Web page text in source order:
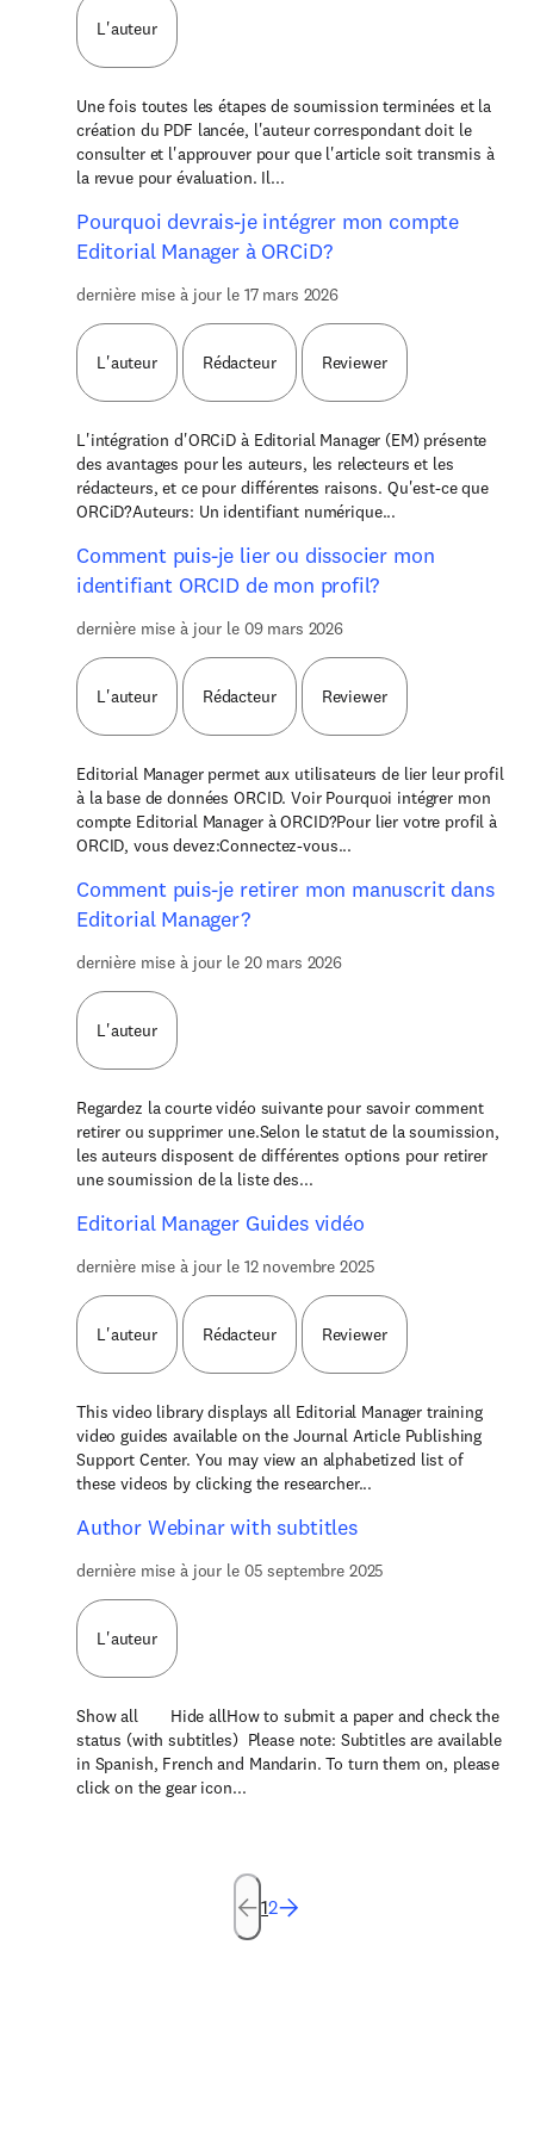
L'auteur
Une fois toutes les étapes de soumission terminées et la
création du PDF lancée, l'auteur correspondant doit le
consulter et l'approuver pour que l'article soit transmis à
la revue pour évaluation. Il...
Pourquoi devrais-je intégrer mon compte
Editorial Manager à ORCiD?
dernière mise à jour le 17 mars 2026
L'auteur Rédacteur Reviewer
L'intégration d'ORCiD à Editorial Manager (EM) présente
des avantages pour les auteurs, les relecteurs et les
rédacteurs, et ce pour différentes raisons. Qu'est-ce que
ORCiD?Auteurs: Un identifiant numérique...
Comment puis-je lier ou dissocier mon
identifiant ORCID de mon profil?
dernière mise à jour le 09 mars 2026
L'auteur Rédacteur Reviewer
Editorial Manager permet aux utilisateurs de lier leur profil
à la base de données ORCID. Voir Pourquoi intégrer mon
compte Editorial Manager à ORCID?Pour lier votre profil à
ORCID, vous devez:Connectez-vous...
Comment puis-je retirer mon manuscrit dans
Editorial Manager?
dernière mise à jour le 20 mars 2026
L'auteur
Regardez la courte vidéo suivante pour savoir comment
retirer ou supprimer une.Selon le statut de la soumission,
les auteurs disposent de différentes options pour retirer
une soumission de la liste des...
Editorial Manager Guides vidéo
dernière mise à jour le 12 novembre 2025
L'auteur Rédacteur Reviewer
This video library displays all Editorial Manager training
video guides available on the Journal Article Publishing
Support Center. You may view an alphabetized list of
these videos by clicking the researcher...
Author Webinar with subtitles
dernière mise à jour le 05 septembre 2025
L'auteur
Show all Hide allHow to submit a paper and check the
status (with subtitles) Please note: Subtitles are available
in Spanish, French and Mandarin. To turn them on, please
click on the gear icon...
12